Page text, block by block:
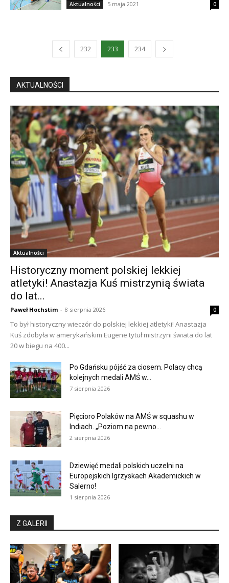
Aktualności 5 maja 2021 0
232 233 234
AKTUALNOŚCI
Aktualności
Historyczny moment polskiej lekkiej
atletyki! Anastazja Kuś mistrzynią świata
do lat...
Paweł Hochstim - 8 sierpnia 2026 0
To był historyczny wieczór do polskiej lekkiej atletyki! Anastazja
Kuś zdobyła w amerykańskim Eugene tytuł mistrzyni świata do lat
20 w biegu na 400...
Po Gdańsku pójść za ciosem. Polacy chcą
kolejnych medali AMŚ w...
7 sierpnia 2026
Pięcioro Polaków na AMŚ w squashu w
Indiach. „Poziom na pewno...
2 sierpnia 2026
Dziewięć medali polskich uczelni na
Europejskich Igrzyskach Akademickich w
Salerno!
1 sierpnia 2026
Z GALERII